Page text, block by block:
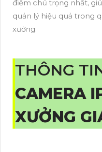
điểm chú trọng nhất,
quản lý hiệu quả trong
xưởng.
THÔNG
CAMERA
XƯỞNG